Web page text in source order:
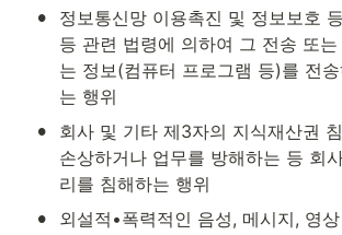
•
정보통신망 이용촉진 및 정보보호
등 관련 법령에 의하여 그 전송 또
는 정보(컴퓨터 프로그램 등)를 전
는 행위
•
회사 및 기타 제3자의 지식재산권
손상하거나 업무를 방해하는 등 회
리를 침해하는 행위
•
외설적•폭력적인 음성, 메시지, 영